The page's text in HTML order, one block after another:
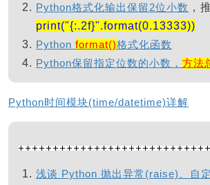
Python格式化输出保留2位小数 ，
print("{:.2f}".format(0.13333))
Python format()格式化函数
Python保留指定位数的小数， 方法
Python时间模块(time/datetime)详解
浅谈 Python 抛出异常(raise)、自